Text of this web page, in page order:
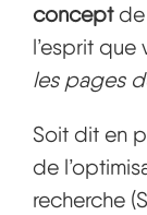
conceptde
l’esprit que
les pages
Soit dit en
de
recherche